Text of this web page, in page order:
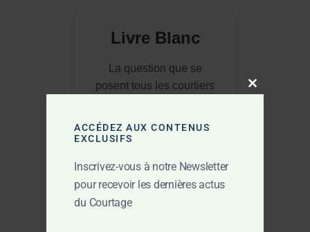
Livre Blanc
La question que se
posent tous les courtiers
en plus imprévisible et
les normes de plus en
ACCÉDEZ AUX CONTENUS
EXCLUSIFS
Inscrivez-vous à notre Newsletter
pour recevoir les dernières actus
du Courtage